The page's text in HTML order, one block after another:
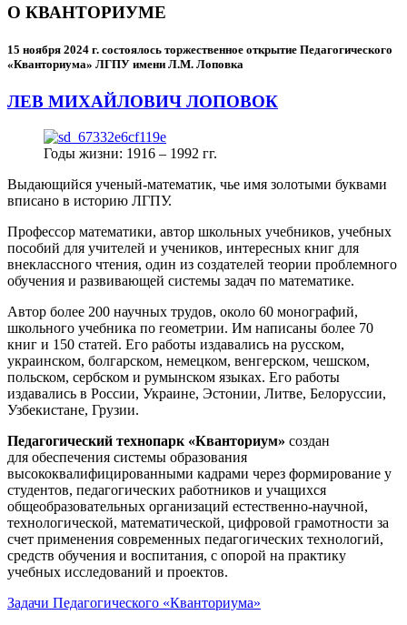
О КВАНТОРИУМЕ
15 ноября 2024 г. состоялось торжественное открытие Педагогического
«Кванториума» ЛГПУ имени Л.М. Лоповка
ЛЕВ МИХАЙЛОВИЧ ЛОПОВОК
Годы жизни: 1916 – 1992 гг.
Выдающийся ученый-математик, чье имя золотыми буквами
вписано в историю ЛГПУ.
Профессор математики, автор школьных учебников, учебных
пособий для учителей и учеников, интересных книг для
внеклассного чтения, один из создателей теории проблемного
обучения и развивающей системы задач по математике.
Автор более 200 научных трудов, около 60 монографий,
школьного учебника по геометрии. Им написаны более 70
книг и 150 статей. Его работы издавались на русском,
украинском, болгарском, немецком, венгерском, чешском,
польском, сербском и румынском языках. Его работы
издавались в России, Украине, Эстонии, Литве, Белоруссии,
Узбекистане, Грузии.
Педагогический технопарк «Кванториум» создан
для обеспечения системы образования
высококвалифицированными кадрами через формирование у
студентов, педагогических работников и учащихся
общеобразовательных организаций естественно-научной,
технологической, математической, цифровой грамотности за
счет применения современных педагогических технологий,
средств обучения и воспитания, с опорой на практику
учебных исследований и проектов.
Задачи Педагогического «Кванториума»